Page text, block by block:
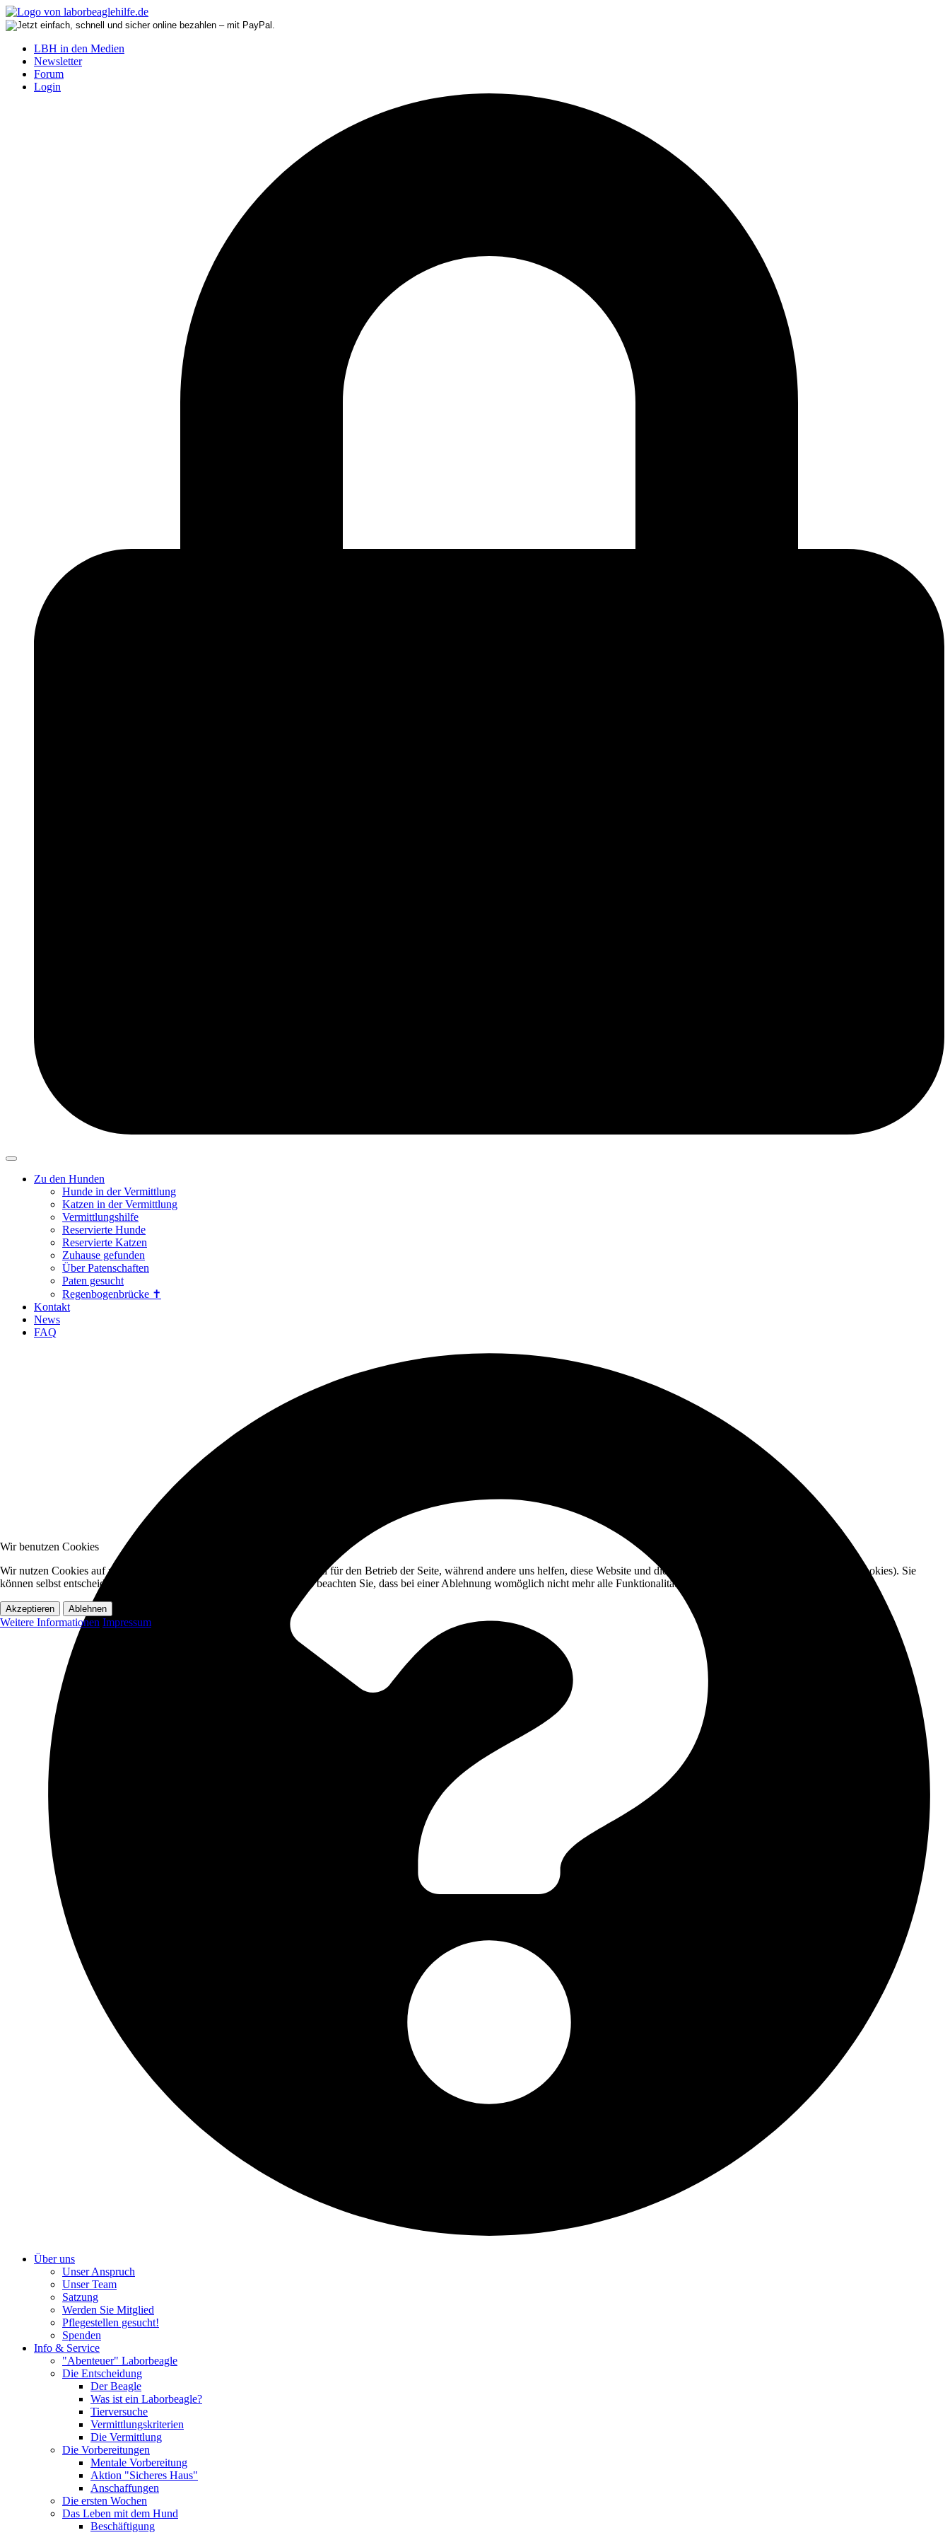
LBH in den Medien
Newsletter
Forum
Login
Zu den Hunden
Hunde in der Vermittlung
Katzen in der Vermittlung
Vermittlungshilfe
Reservierte Hunde
Reservierte Katzen
Zuhause gefunden
Über Patenschaften
Paten gesucht
Regenbogenbrücke ✝
Kontakt
News
FAQ
Über uns
Unser Anspruch
Unser Team
Satzung
Werden Sie Mitglied
Pflegestellen gesucht!
Spenden
Info & Service
"Abenteuer" Laborbeagle
Die Entscheidung
Der Beagle
Was ist ein Laborbeagle?
Tierversuche
Vermittlungskriterien
Die Vermittlung
Die Vorbereitungen
Mentale Vorbereitung
Aktion "Sicheres Haus"
Anschaffungen
Die ersten Wochen
Das Leben mit dem Hund
Beschäftigung
Wir benutzen Cookies
Wir nutzen Cookies auf unserer Website. Einige von ihnen sind essenziell für den Betrieb der Seite, während andere uns helfen, diese Website und die Nutzererfahrung zu verbessern (Tracking Cookies). Sie
können selbst entscheiden, ob Sie die Cookies zulassen möchten. Bitte beachten Sie, dass bei einer Ablehnung womöglich nicht mehr alle Funktionalitäten der Seite zur Verfügung stehen.
Akzeptieren Ablehnen
Weitere Informationen Impressum